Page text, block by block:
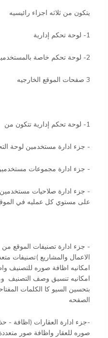
يتكون من ثلاثه اجزاء رائيسيه
1- لوحة تحكم إدارية
2- لوحة تحكم خاصة بالمستخدمين الخارجيين
3 صفحات الموقع الخارجيه
1- لوحة تحكم إدارية تتكون من
- جزء ادارة مستخدمين لوحة
- جزء ادارة مجموعات مستخدمين
- جزء ادارة صلاحيات مستخدمين
على مستوي كل عمليه في
- جزء ادارة تصنيفات الموقع من
الاعمال والمشاريع )تصنيفات
امكانيه اظافة صوره للتصنيف
امكانيه تنسيق وصف التصنيف
بتحسين السيو كا الكلمات
الصفحه
-جزء ادارة العقارات (اظافة -
صوره للعقار واظافة صور